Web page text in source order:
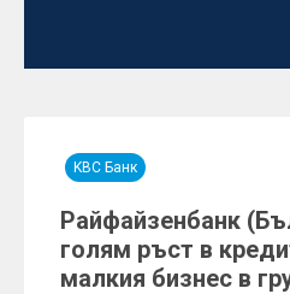
KBC Банк
Райфайзенбанк
голям ръст в
малкия бизнес в